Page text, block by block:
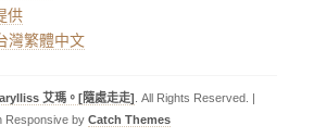
供
灣繁體中文
艾瑪。[隨處走走] . All Rights Reserved. |
Responsive by Catch Themes